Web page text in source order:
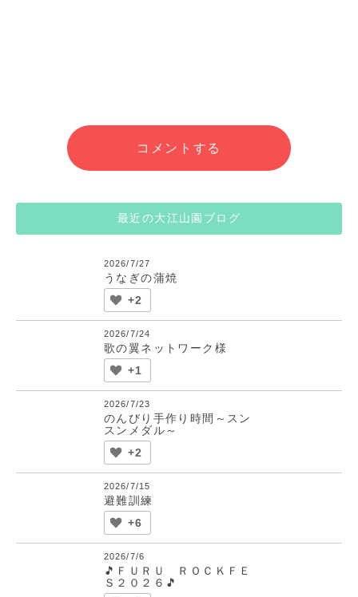
コメントする
最近の大江山園ブログ
2026/7/27
うなぎの蒲焼
+2
2026/7/24
歌の翼ネットワーク様
+1
2026/7/23
のんびり手作り時間～スン
スンメダル～
+2
2026/7/15
避難訓練
+6
2026/7/6
🎵ＦＵＲＵ ＲＯＣＫＦＥ
Ｓ２０２６🎵